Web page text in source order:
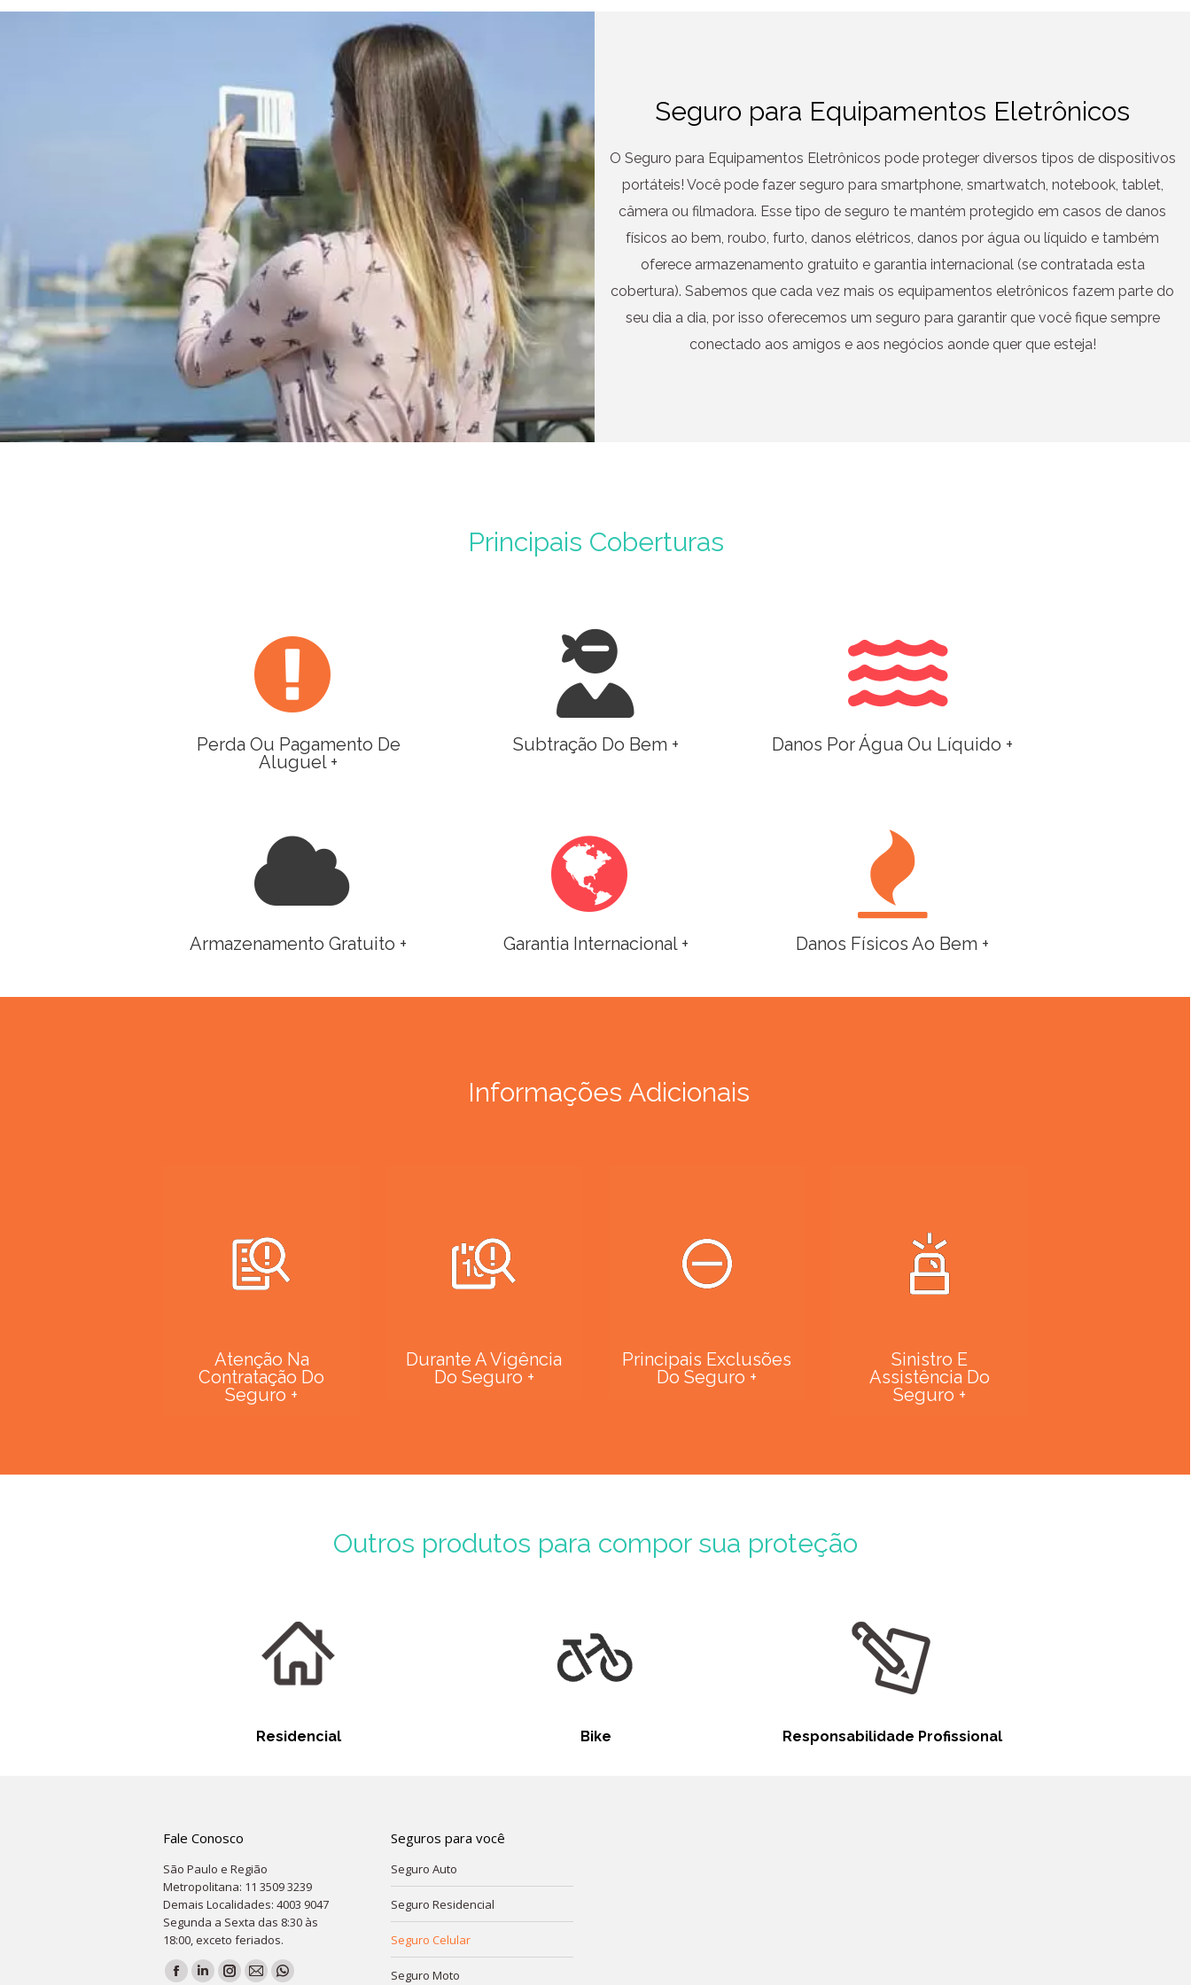
Seguro para Equipamentos Eletrônicos
O Seguro para Equipamentos Eletrônicos pode proteger diversos tipos de dispositivos
portáteis! Você pode fazer seguro para smartphone, smartwatch, notebook, tablet,
câmera ou filmadora. Esse tipo de seguro te mantém protegido em casos de danos
físicos ao bem, roubo, furto, danos elétricos, danos por água ou líquido e também
oferece armazenamento gratuito e garantia internacional (se contratada esta
cobertura). Sabemos que cada vez mais os equipamentos eletrônicos fazem parte do
seu dia a dia, por isso oferecemos um seguro para garantir que você fique sempre
conectado aos amigos e aos negócios aonde quer que esteja!
Principais Coberturas
Perda Ou Pagamento De
Aluguel +
Subtração Do Bem + Danos Por Água Ou Líquido +
Armazenamento Gratuito + Garantia Internacional + Danos Físicos Ao Bem +
Informações Adicionais
Atenção Na
Contratação Do
Seguro +
Durante A Vigência
Do Seguro +
Principais Exclusões
Do Seguro +
Sinistro E
Assistência Do
Seguro +
Outros produtos para compor sua proteção
Residencial Bike Responsabilidade Profissional
Fale Conosco
São Paulo e Região
Metropolitana: 11 3509 3239
Demais Localidades: 4003 9047
Segunda a Sexta das 8:30 às
18:00, exceto feriados.
Encontre-nos em:
Facebook
LinkedinInstagram
Mail Whatsapp
Seguros para você
Seguro Auto
Seguro Residencial
Seguro Celular
Seguro Moto